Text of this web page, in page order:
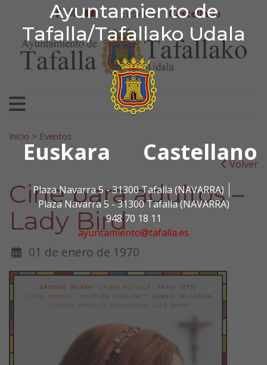
Ayuntamiento de
Tafalla/Tafallako Udala
Euskara Castellano
Plaza Navarra 5 - 31300 Tafalla (NAVARRA)
Plaza Navarra 5 - 31300 Tafalla (NAVARRA)
948 70 18 11
ayuntamiento@tafalla.es
Ir al contenido
Ayuntamiento de
facebook
twitter
youtube
Euskera Castellano
Search for:
Inicio > Eventos
Volver
Cine para adultos –
Lady Bird
01 de enero de 1970